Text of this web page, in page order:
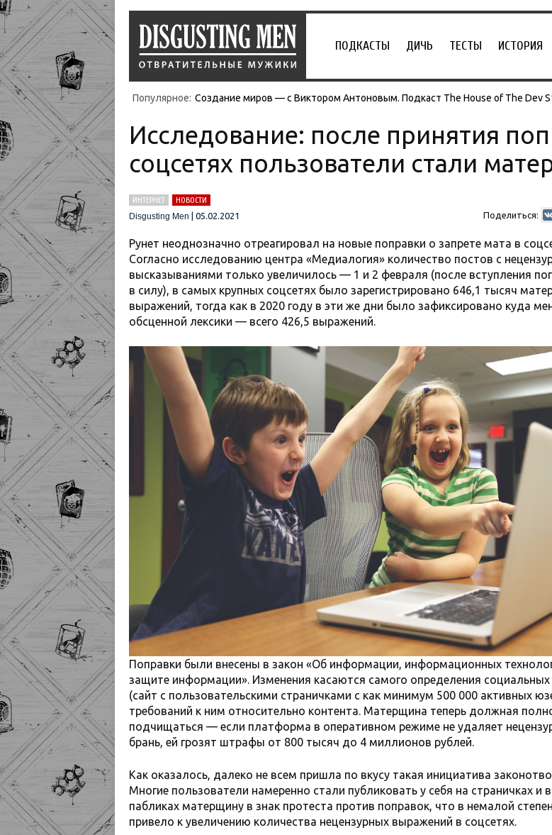
ПОДКАСТЫ ДИЧЬ ТЕСТЫ ИСТОРИЯ
Популярное: Создание миров — с Виктором Антоновым. Подкаст The House of The Dev
Исследование: после принятия
соцсетях пользователи стали
ИНТЕРНЕТ
НОВОСТИ
Disgusting Men
05.02.2021 Поделиться:
Рунет неоднозначно отреагировал на новые поправки о запрете мата в
Согласно исследованию центра «Медиалогия» количество постов с
высказываниями только увеличилось — 1 и 2 февраля (после вступления
в силу), в самых крупных соцсетях было зарегистрировано 646,1 тысяч
выражений, тогда как в 2020 году в эти же дни было зафиксировано куда
обсценной лексики — всего 426,5 выражений.
Поправки были внесены в закон «Об информации, информационных
защите информации». Изменения касаются самого определения социальных
(сайт с пользовательскими страничками с как минимум 500 000 активных
требований к ним относительно контента. Матерщина теперь должная
подчищаться — если платформа в оперативном режиме не удаляет
брань, ей грозят штрафы от 800 тысяч до 4 миллионов рублей.
Как оказалось, далеко не всем пришла по вкусу такая инициатива
Многие пользователи намеренно стали публиковать у себя на страничках и в
пабликах матерщину в знак протеста против поправок, что в немалой
привело к увеличению количества нецензурных выражений в соцсетях.